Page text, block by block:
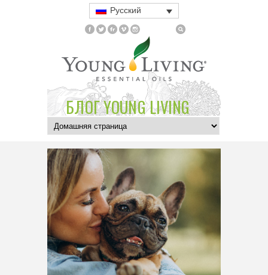
Русский
БЛОГ YOUNG LIVING